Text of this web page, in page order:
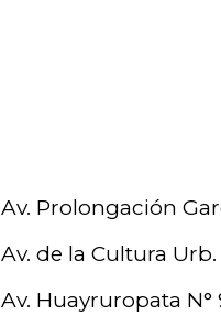
Av. Prolongación
Av. de la Cultura
Av. Huayruropata N°